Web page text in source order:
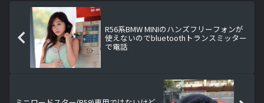
R56系BMW MINIのハンズフリーフォンが
使えないのでbluetoothトランスミッター
で電話